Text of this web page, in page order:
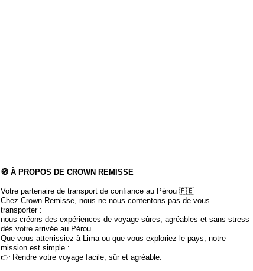
🧭 À PROPOS DE CROWN REMISSE
Votre partenaire de transport de confiance au Pérou 🇵🇪
Chez Crown Remisse, nous ne nous contentons pas de vous
transporter :
nous créons des expériences de voyage sûres, agréables et sans stress
dès votre arrivée au Pérou.
Que vous atterrissiez à Lima ou que vous exploriez le pays, notre
mission est simple :
👉 Rendre votre voyage facile, sûr et agréable.